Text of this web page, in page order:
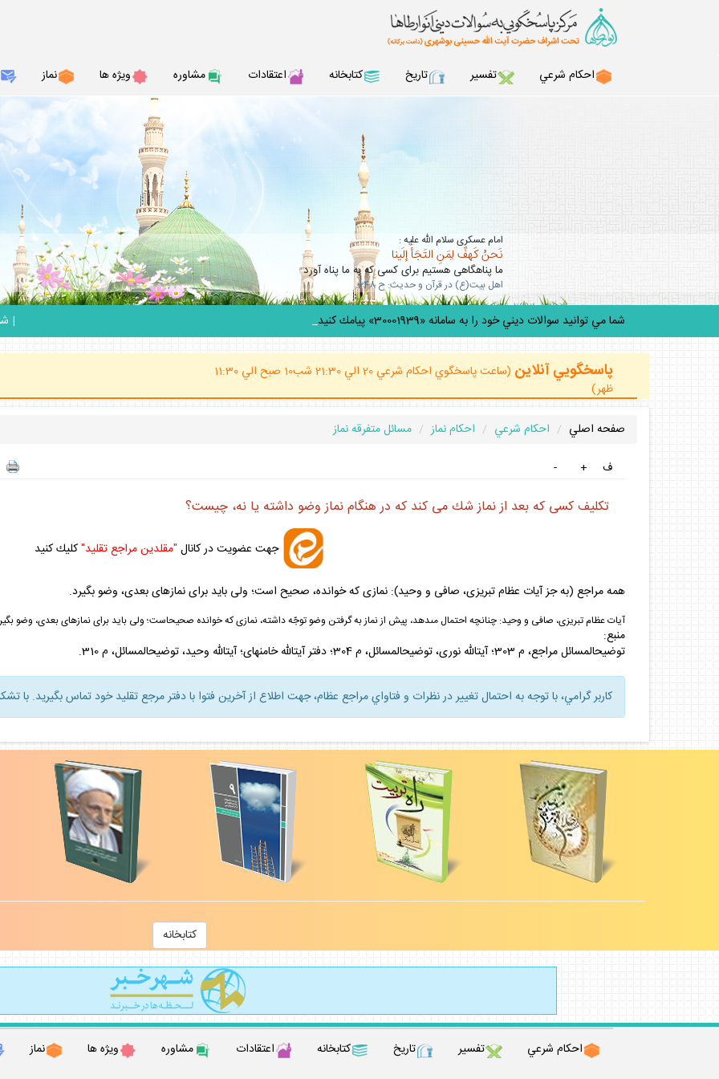
احكام شرعي تفسير تاريخ كتابخانه اعتقادات مشاوره ويژه ها نماز
امام عسكرى سلام الله عليه :
نَحنُ كَهفٌ لِمَنِ التَجَأَ إلَينا
ما پناهگاهى هستيم براى كسى كه به ما پناه آورد
اهل بيت(ع) در قرآن و حديث: ح 348
شما مي توانيد سوالات ديني خود را به سامانه «30001939» پيامك كنيد. |
پاسخگويي آنلاين
(ساعت پاسخگوي احكام شرعي 20 الي 21:30 شب10 صبح الي 11:30
ظهر)
صفحه اصلي احكام شرعي احكام نماز
مسائل متفرقه نماز
ف
+
-
تكليف كسى كه بعد از نماز شك مى ‏كند كه در هنگام نماز وضو داشته يا نه، چيست؟
جهت عضويت در كانال "مقلدين مراجع تقليد"كليك كنيد
همه مراجع (به جز آيات عظام تبريزى، صافى و وحيد): نمازى كه خوانده، صحيح است؛ ولى بايد براى نمازهاى بعدى، وضو بگيرد.
آيات عظام تبريزى، صافى و وحيد: چنانچه احتمال مى‏دهد، پيش از نماز به گرفتن وضو توجّه داشته، نمازى كه خوانده صحيحاست؛ ولى بايد براى نمازهاى بعدى، وضو
منبع:
توضيح‏المسائل مراجع، م 303؛ آيت‏الله نورى، توضيح‏المسائل، م 304؛ دفتر آيت‏الله خامنه‏اى؛ آيت‏الله وحيد، توضيح‏المسائل، م 310.
كاربر گرامي، با توجه به احتمال تغيير در نظرات و فتاواي مراجع عظام، جهت اطلاع از آخرين فتوا با دفتر مرجع تقليد خود تماس بگيريد. با
كتابخانه
احكام شرعي تفسير تاريخ كتابخانه اعتقادات مشاوره ويژه ها نماز